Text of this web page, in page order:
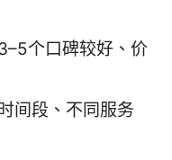
个口碑较好、价
间段、不同服务